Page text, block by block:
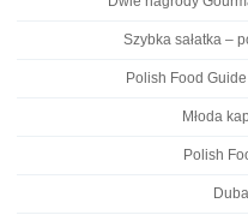
Szybka sałatka –
Polish Food
Młoda
Polish